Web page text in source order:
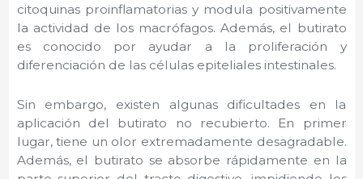
citoquinas proinflamatorias y modula positivamente
la actividad de los macrófagos. Además, el butirato
es conocido por ayudar a la proliferación y
diferenciación de las células epiteliales intestinales.
Sin embargo, existen algunas dificultades en la
aplicación del butirato no recubierto. En primer
lugar, tiene un olor extremadamente desagradable.
Además, el butirato se absorbe rápidamente en la